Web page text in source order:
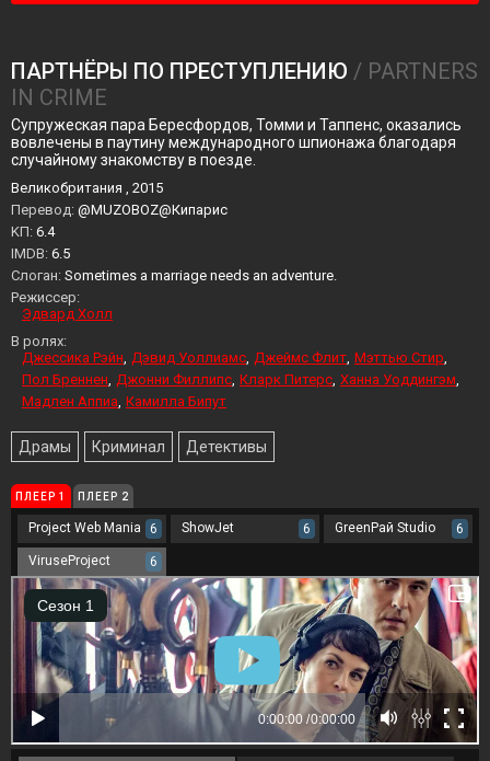
ПАРТНЁРЫ ПО ПРЕСТУПЛЕНИЮ / PARTNERS
IN CRIME
Супружеская пара Бересфордов, Томми и Таппенс, оказались
вовлечены в паутину международного шпионажа благодаря
случайному знакомству в поезде.
Великобритания , 2015
Перевод: @MUZOBOZ@Кипарис
KП: 6.4
IMDB: 6.5
Слоган: Sometimes a marriage needs an adventure.
Режиссер:
Эдвард Холл
В ролях:
Джессика Рэйн Дэвид Уоллиамс Джеймс Флит Мэттью Стир
Пол Бреннен Джонни Филлипс Кларк Питерс Ханна Уоддингэм
Мадлен Аппиа Камилла Бипут
Драмы Криминал Детективы
ПЛЕЕР 1 ПЛЕЕР 2
Project Web Mania 6 ShowJet 6 GreenРай Studio 6
ViruseProject 6